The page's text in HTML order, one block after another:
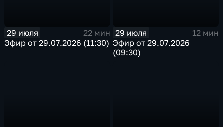
29 июля
22 мин
Эфир от 29.07.2026 (11:30)
29 июля
12 мин
Эфир от 29.07.2026
(09:30)